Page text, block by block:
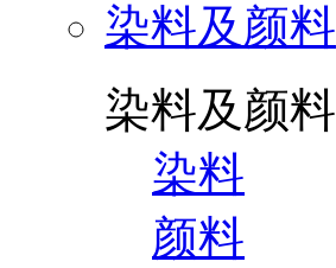
染料及颜料
染料及颜料
染料
颜料